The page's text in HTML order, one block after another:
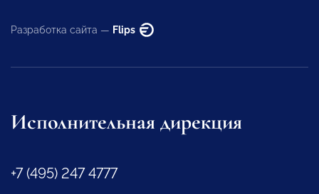
Разработка сайта — Flips
Исполнительная дирекция
+7 (495) 247 4777